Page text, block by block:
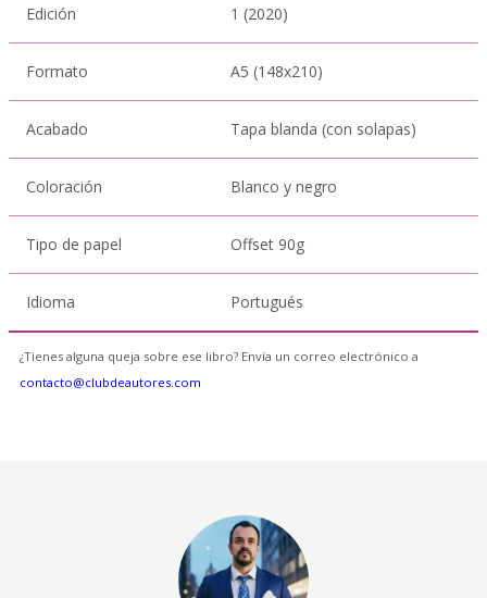
Edición 1 (2020)
Formato A5 (148x210)
Acabado Tapa blanda (con solapas)
Coloración Blanco y negro
Tipo de papel Offset 90g
Idioma Portugués
¿Tienes alguna queja sobre ese libro? Envía un correo electrónico a
contacto@clubdeautores.com